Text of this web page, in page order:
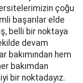
çoğu
başarılar elde
belli bir noktaya
devam
bakımından hem
bakımdan
bir noktadayız.